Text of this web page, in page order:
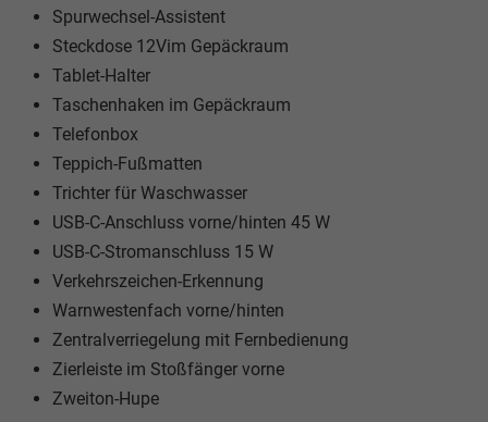
Spurwechsel-Assistent
Steckdose 12Vim Gepäckraum
Tablet-Halter
Taschenhaken im Gepäckraum
Telefonbox
Teppich-Fußmatten
Trichter für Waschwasser
USB-C-Anschluss vorne/hinten 45 W
USB-C-Stromanschluss 15 W
Verkehrszeichen-Erkennung
Warnwestenfach vorne/hinten
Zentralverriegelung mit Fernbedienung
Zierleiste im Stoßfänger vorne
Zweiton-Hupe